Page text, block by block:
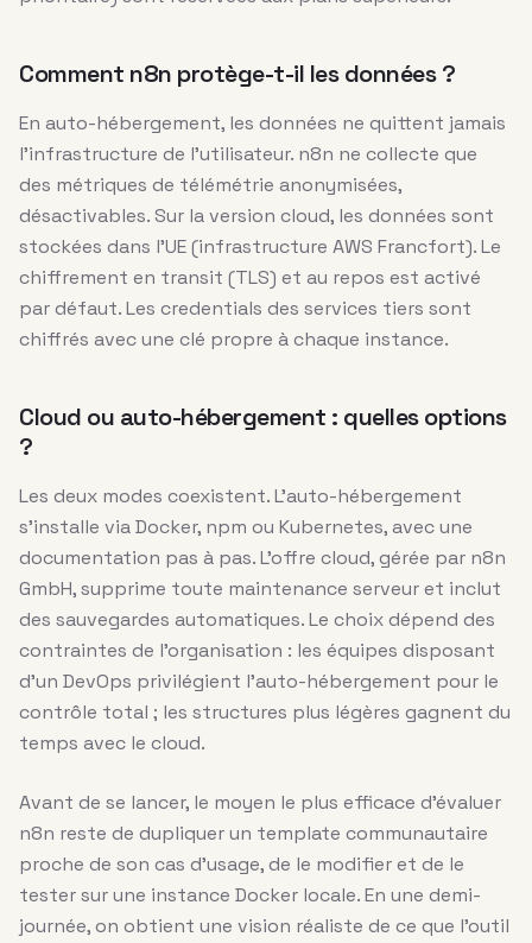
Comment n8n protège-t-il les données ?
En auto-hébergement, les données ne quittent jamais
l’infrastructure de l’utilisateur. n8n ne collecte que
des métriques de télémétrie anonymisées,
désactivables. Sur la version cloud, les données sont
stockées dans l’UE (infrastructure AWS Francfort). Le
chiffrement en transit (TLS) et au repos est activé
par défaut. Les credentials des services tiers sont
chiffrés avec une clé propre à chaque instance.
Cloud ou auto-hébergement : quelles options
?
Les deux modes coexistent. L’auto-hébergement
s’installe via Docker, npm ou Kubernetes, avec une
documentation pas à pas. L’offre cloud, gérée par n8n
GmbH, supprime toute maintenance serveur et inclut
des sauvegardes automatiques. Le choix dépend des
contraintes de l’organisation : les équipes disposant
d’un DevOps privilégient l’auto-hébergement pour le
contrôle total ; les structures plus légères gagnent du
temps avec le cloud.
Avant de se lancer, le moyen le plus efficace d’évaluer
n8n reste de dupliquer un template communautaire
proche de son cas d’usage, de le modifier et de le
tester sur une instance Docker locale. En une demi-
journée, on obtient une vision réaliste de ce que l’outil